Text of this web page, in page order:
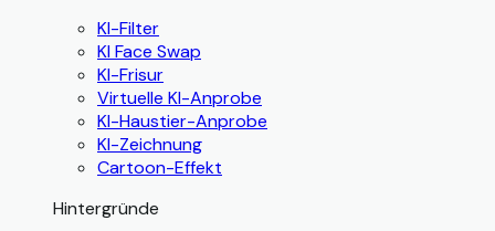
KI-Filter
KI Face Swap
KI-Frisur
Virtuelle KI-Anprobe
KI-Haustier-Anprobe
KI-Zeichnung
Cartoon-Effekt
Hintergründe